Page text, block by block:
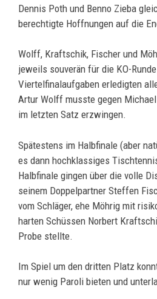
Dennis Poth und Benno Zieba
berechtigte Hoffnungen auf die
Wolff, Kraftschik, Fischer und
jeweils souverän für die KO-
Viertelfinalaufgaben erledigten
Artur Wolff musste gegen
im letzten Satz erzwingen.
Spätestens im Halbfinale (aber
es dann hochklassiges
Halbfinale gingen über die volle
seinem Doppelpartner Steffen
vom Schläger, ehe Möhrig mit
harten Schüssen Norbert
Probe stellte.
Im Spiel um den dritten Platz
nur wenig Paroli bieten und